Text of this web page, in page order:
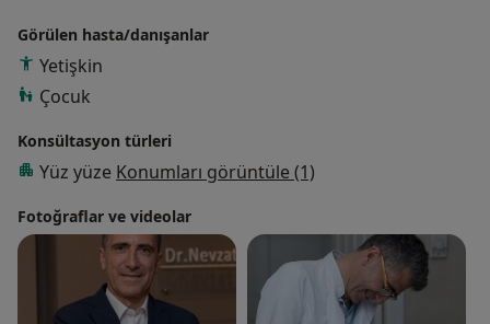
2014-2019 yılları arasında 6 yıl T.C. Bilgi Üniversitesi
Odyometri Bölümünde Öğretim Üyeliği görevinde
ve eğitim çalışmalarına katılmış olan Demirbilek’in
yayınlanmış pek çok makalesi vardır. Ayrıca Odyoloji
Nevzat Demirbilek
Görülen hasta/danışanlar
Yetişkin
Çocuk
Konsültasyon türleri
Yüz yüze Konumları görüntüle (1)
Fotoğraflar ve videolar